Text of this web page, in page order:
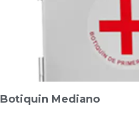
Botiquin Mediano